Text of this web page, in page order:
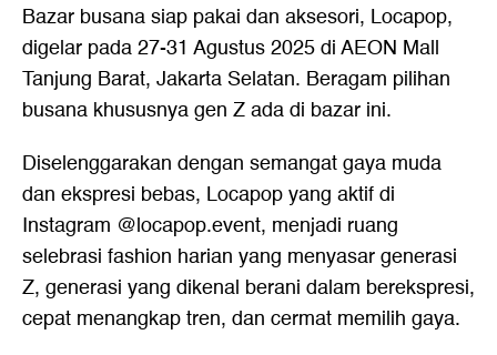
Bazar busana siap pakai dan aksesori, Locapop,
digelar pada 27-31 Agustus 2025 di AEON Mall
Tanjung Barat, Jakarta Selatan. Beragam pilihan
busana khususnya gen Z ada di bazar ini.
Diselenggarakan dengan semangat gaya muda
dan ekspresi bebas, Locapop yang aktif di
Instagram @locapop.event, menjadi ruang
selebrasi fashion harian yang menyasar generasi
Z, generasi yang dikenal berani dalam berekspresi,
cepat menangkap tren, dan cermat memilih gaya.